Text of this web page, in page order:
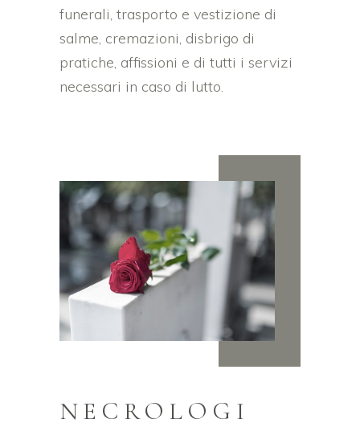
funerali, trasporto e vestizione di
salme, cremazioni, disbrigo di
pratiche, affissioni e di tutti i servizi
necessari in caso di lutto.
NECROLOGI